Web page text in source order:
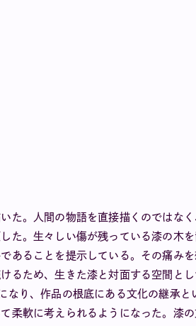
た。人間の物語を直接描くのではな
た。生々しい傷が残っている漆の木を
あることを提示している。その痛み
るため、生きた漆と対面する空間と
り、作品の根底にある文化の継承と
柔軟に考えられるようになった。漆